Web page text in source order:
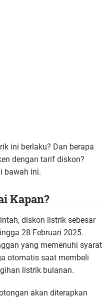
ini berlaku? Dan berapa
dengan tarif diskon?
bawah ini.
Kapan?
diskon listrik sebesar
28 Februari 2025.
yang memenuhi syarat
otomatis saat membeli
listrik bulanan.
akan diterapkan